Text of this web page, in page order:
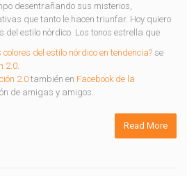
desentrañando sus misterios,
que tanto le hacen triunfar. Hoy quiero
del estilo nórdico. Los tonos estrella que
colores del estilo nórdico en tendencia? se
2.0.
2.0 también en Facebook de la
de amigas y amigos.
Read More